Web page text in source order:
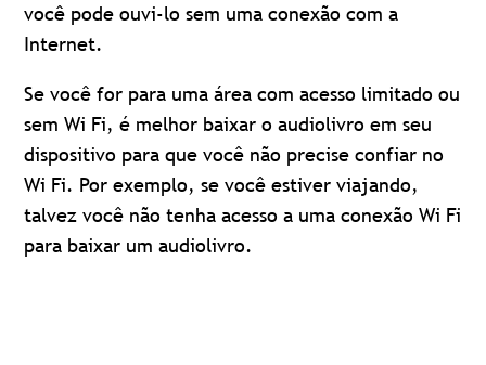
você pode ouvi-lo sem uma conexão com a
Internet.
Se você for para uma área com acesso limitado ou
sem Wi Fi, é melhor baixar o audiolivro em seu
dispositivo para que você não precise confiar no
Wi Fi. Por exemplo, se você estiver viajando,
talvez você não tenha acesso a uma conexão Wi Fi
para baixar um audiolivro.